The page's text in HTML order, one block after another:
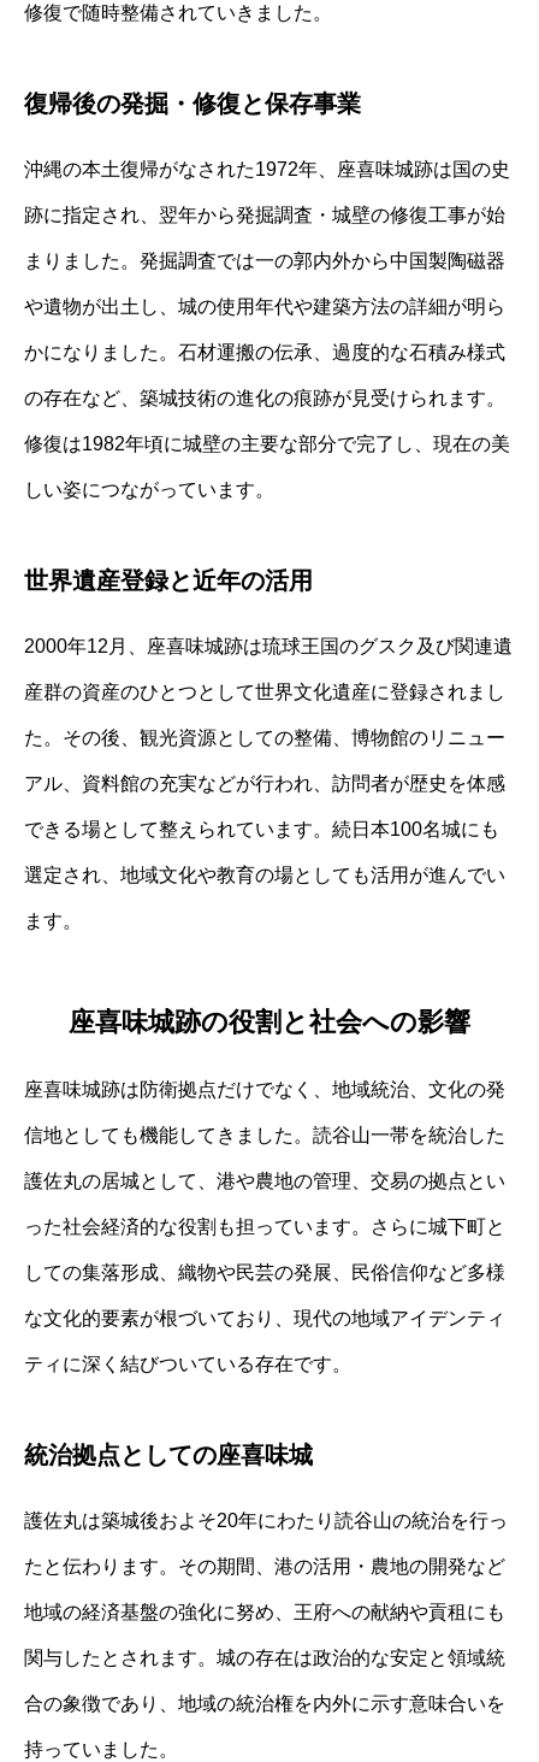
修復で随時整備されていきました。
復帰後の発掘・修復と保存事業
沖縄の本土復帰がなされた1972年、座喜味城跡は国の史
跡に指定され、翌年から発掘調査・城壁の修復工事が始
まりました。発掘調査では一の郭内外から中国製陶磁器
や遺物が出土し、城の使用年代や建築方法の詳細が明ら
かになりました。石材運搬の伝承、過度的な石積み様式
の存在など、築城技術の進化の痕跡が見受けられます。
修復は1982年頃に城壁の主要な部分で完了し、現在の美
しい姿につながっています。
世界遺産登録と近年の活用
2000年12月、座喜味城跡は琉球王国のグスク及び関連遺
産群の資産のひとつとして世界文化遺産に登録されまし
た。その後、観光資源としての整備、博物館のリニュー
アル、資料館の充実などが行われ、訪問者が歴史を体感
できる場として整えられています。続日本100名城にも
選定され、地域文化や教育の場としても活用が進んでい
ます。
座喜味城跡の役割と社会への影響
座喜味城跡は防衛拠点だけでなく、地域統治、文化の発
信地としても機能してきました。読谷山一帯を統治した
護佐丸の居城として、港や農地の管理、交易の拠点とい
った社会経済的な役割も担っています。さらに城下町と
しての集落形成、織物や民芸の発展、民俗信仰など多様
な文化的要素が根づいており、現代の地域アイデンティ
ティに深く結びついている存在です。
統治拠点としての座喜味城
護佐丸は築城後およそ20年にわたり読谷山の統治を行っ
たと伝わります。その期間、港の活用・農地の開発など
地域の経済基盤の強化に努め、王府への献納や貢租にも
関与したとされます。城の存在は政治的な安定と領域統
合の象徴であり、地域の統治権を内外に示す意味合いを
持っていました。